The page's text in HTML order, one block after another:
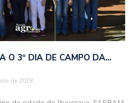
O 3º DIA DE CAMPO DA…
de 2018